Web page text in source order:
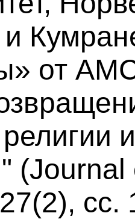
от
сс.